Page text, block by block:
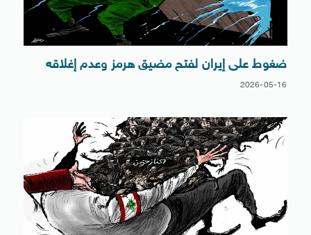
ضغوط على إيران لفتح مضيق هرمز وعدم إغلاقه
2026-05-16